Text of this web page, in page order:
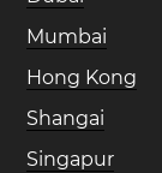
Mumbai
Hong Kong
Shangai
Singapur